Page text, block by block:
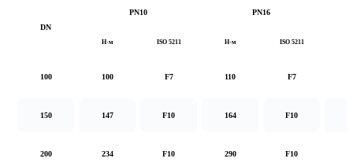
DN
PN10 PN16
Н·м ISO 5211 Н·м ISO 5211
100 100 F7 110 F7
150 147 F10 164 F10
200 234 F10 290 F10